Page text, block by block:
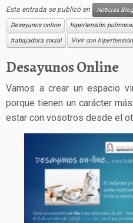
Esta entrada se publicó en Noticias Blog
Desayunos online
hipertensión
trabajadora social
Vivir con
Desayunos Online
Vamos a crear un espacio
porque tienen un carácter
estar con vosotros desde el